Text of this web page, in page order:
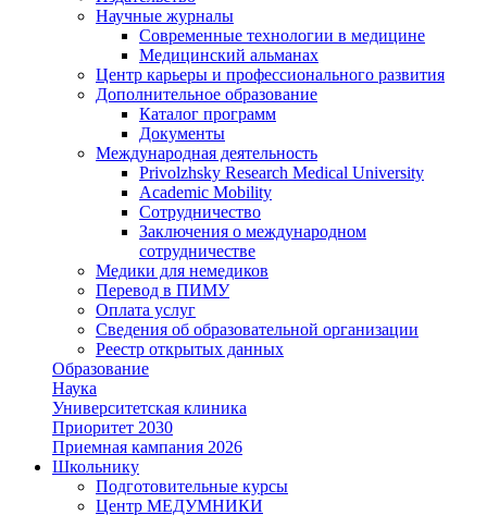
Научные журналы
Современные технологии в медицине
Медицинский альманах
Центр карьеры и профессионального развития
Дополнительное образование
Каталог программ
Документы
Международная деятельность
Privolzhsky Research Medical University
Academic Mobility
Сотрудничество
Заключения о международном
сотрудничестве
Медики для немедиков
Перевод в ПИМУ
Оплата услуг
Сведения об образовательной организации
Реестр открытых данных
Образование
Наука
Университетская клиника
Приоритет 2030
Приемная кампания 2026
Школьнику
Подготовительные курсы
Центр МЕДУМНИКИ